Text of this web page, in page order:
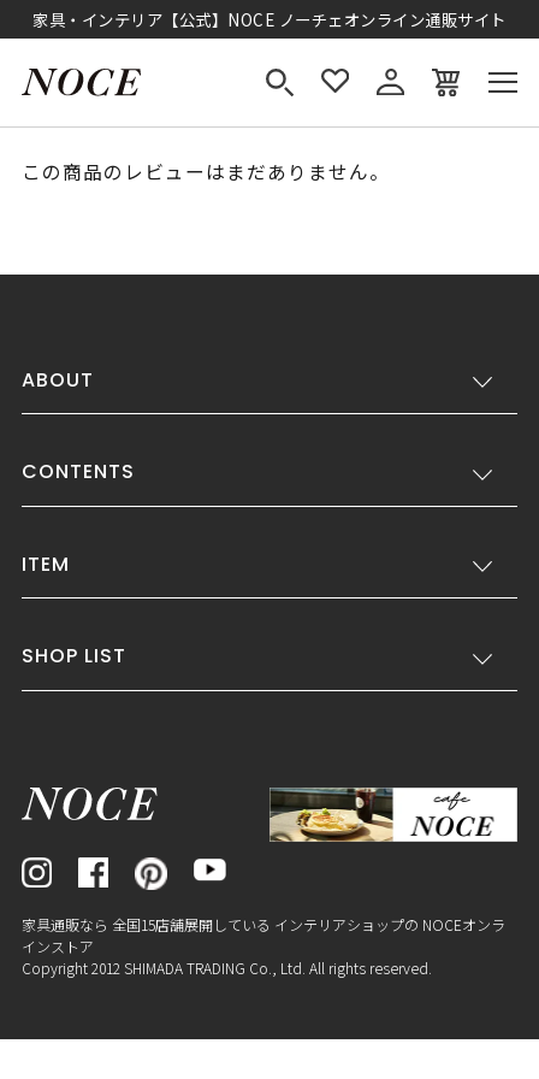
家具・インテリア【公式】NOCE ノーチェオンライン通販サイト
この商品のレビューはまだありません。
ABOUT
CONTENTS
ITEM
SHOP LIST
家具通販なら 全国15店舗展開している インテリアショップの NOCEオンラ
インストア
Copyright 2012 SHIMADA TRADING Co., Ltd. All rights reserved.